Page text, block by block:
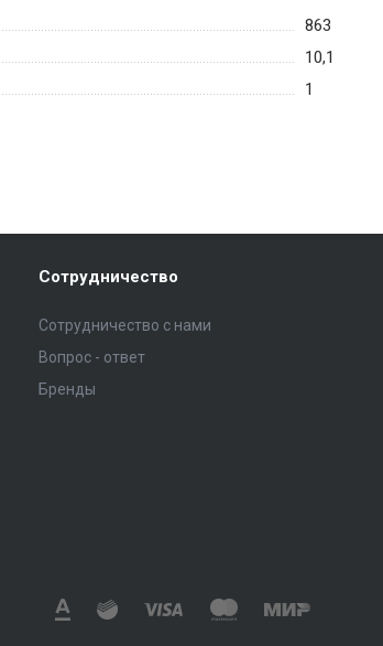
863
10,1
1
Сотрудничество
Сотрудничество с нами
Вопрос - ответ
Бренды